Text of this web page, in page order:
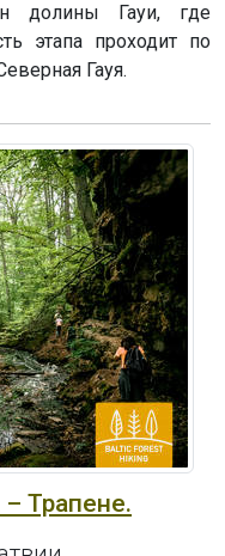
долины Гауи, где
этапа проходит по
Гауя.
– Трапене.